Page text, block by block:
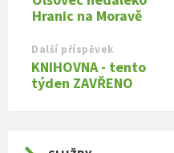
Hranic na Moravě
Další příspěvek
KNIHOVNA - tento
týden ZAVŘENO